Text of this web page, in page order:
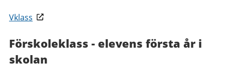
Vklass
Förskoleklass - elevens första år i
skolan